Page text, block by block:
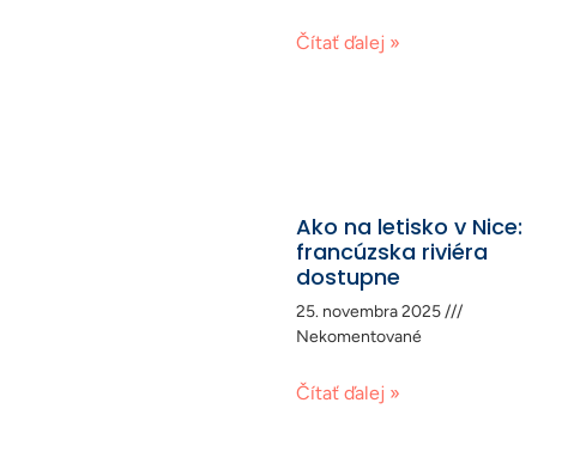
Čítať ďalej »
Ako na letisko v Nice:
francúzska riviéra
dostupne
25. novembra 2025
Nekomentované
Čítať ďalej »